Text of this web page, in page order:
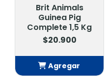
Brit Animals
Guinea Pig
Complete 1,5 Kg
$20.900
Agregar